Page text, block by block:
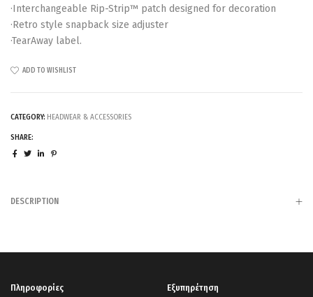
·Interchangeable Rip-Strip™ patch designed for decoration
·Retro style snapback size adjuster
·TearAway label.
ADD TO WISHLIST
CATEGORY: HEADWEAR & ACCESSORIES
SHARE:
DESCRIPTION
Πληροφορίες Εξυπηρέτηση